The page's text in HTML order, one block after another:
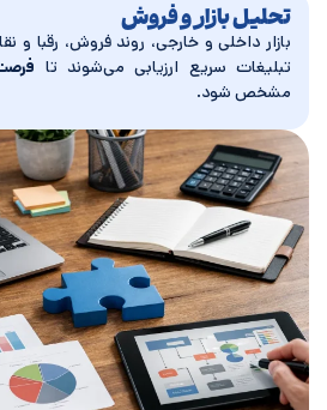
تحلیل بازار و فروش
بازار داخلی و خارجی، روند فروش، رقبا
تبلیغات سریع ارزیابی می‌شوند تا
مشخص شود.